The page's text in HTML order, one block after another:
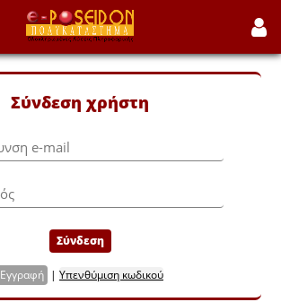
Σύνδεση χρήστη
Σύνδεση
Εγγραφή | Υπενθύμιση κωδικού